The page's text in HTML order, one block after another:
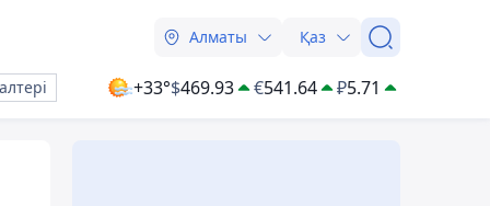
Алматы Қаз
+33°$469.93 €541.64 ₽5.71